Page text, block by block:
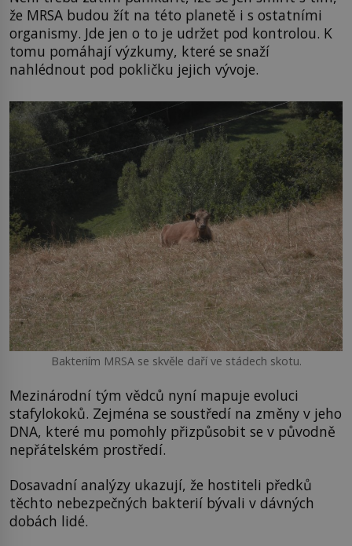
že MRSA budou žít na této planetě i s ostatními
organismy. Jde jen o to je udržet pod kontrolou. K
tomu pomáhají výzkumy, které se snaží
nahlédnout pod pokličku jejich vývoje.
Bakteriím MRSA se skvěle daří ve stádech skotu.
Mezinárodní tým vědců nyní mapuje evoluci
stafylokoků. Zejména se soustředí na změny v jeho
DNA, které mu pomohly přizpůsobit se v původně
nepřátelském prostředí.
Dosavadní analýzy ukazují, že hostiteli předků
těchto nebezpečných bakterií bývali v dávných
dobách lidé.